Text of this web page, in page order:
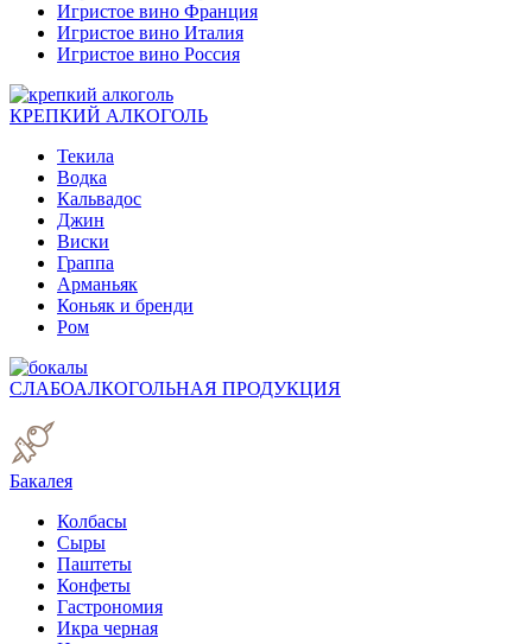
Игристое вино Франция
Игристое вино Италия
Игристое вино Россия
КРЕПКИЙ АЛКОГОЛЬ
Текила
Водка
Кальвадос
Джин
Виски
Граппа
Арманьяк
Коньяк и бренди
Ром
СЛАБОАЛКОГОЛЬНАЯ ПРОДУКЦИЯ
Бакалея
Колбасы
Сыры
Паштеты
Конфеты
Гастрономия
Икра черная